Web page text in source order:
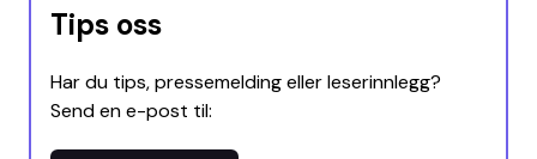
Tips oss
Har du tips, pressemelding eller leserinnlegg?
Send en e-post til: